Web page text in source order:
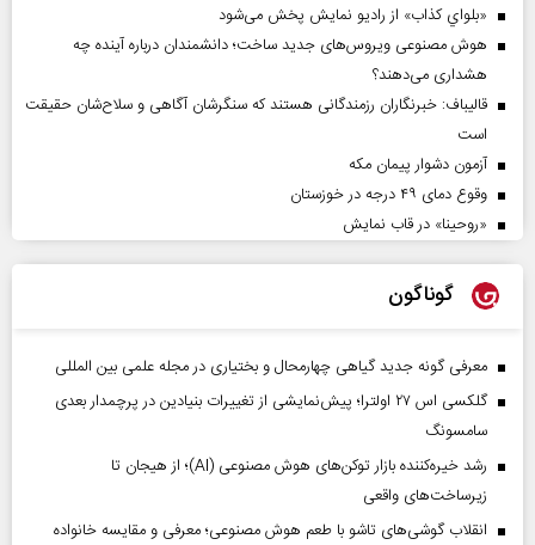
«بلواي کذاب» از رادیو نمایش پخش می‌شود
هوش مصنوعی ویروس‌های جدید ساخت؛ دانشمندان درباره آینده چه
هشداری می‌دهند؟
قالیباف: خبرنگاران رزمندگانی هستند که سنگرشان آگاهی و سلاح‌شان حقیقت
است
آزمون دشوار پیمان مکه
وقوع دمای ۴۹ درجه در خوزستان
«روحینا» در قاب نمایش
گوناگون
معرفی گونه جدید گیاهی چهارمحال و بختیاری در مجله علمی بین المللی
گلکسی اس ۲۷ اولترا؛ پیش‌نمایشی از تغییرات بنیادین در پرچمدار بعدی
سامسونگ
رشد خیره‌کننده بازار توکن‌های هوش مصنوعی (AI)؛ از هیجان تا
زیرساخت‌های واقعی
انقلاب گوشی‌های تاشو‌ با طعم هوش مصنوعی؛ معرفی و مقایسه خانواده